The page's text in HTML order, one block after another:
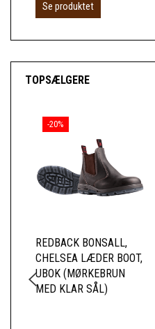
Se produktet
TOPSÆLGERE
-20%
REDBACK BONSALL,
CHELSEA LÆDER BOOT,
UBOK (MØRKEBRUN
MED KLAR SÅL)